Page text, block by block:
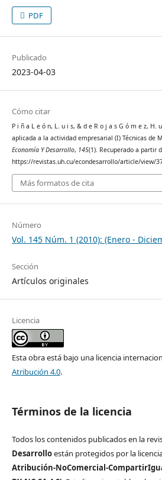
PDF
Publicado
2023-04-03
Cómo citar
P i ñ a L e ó n, L. u i s, & d e R o j a s G ó m e z, H.
aplicada a la actividad empresarial (I) Técnicas de
Economía Y Desarrollo, 145(1). Recuperado a partir
https://revistas.uh.cu/econdesarrollo/article/view/
Más formatos de cita
Número
Vol. 145 Núm. 1 (2010): (Enero -
Sección
Artículos originales
Licencia
Esta obra está bajo una licencia
Atribución 4.0.
Términos de la licencia
Todos los contenidos publicados en la
Desarrolloestán protegidos por la
Atribución-NoComercial-